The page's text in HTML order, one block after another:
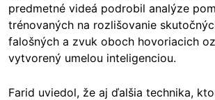
predmetné videá podrobil analýze
trénovaných na rozlišovanie
falošných a zvuk oboch hovoriacich
vytvorený umelou inteligenciou.
Farid uviedol, že aj ďalšia technika,